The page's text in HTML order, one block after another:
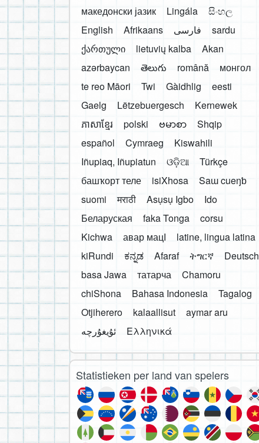
македонски јазик
Lingála
සිංහල
English
Afrikaans فارسی
sardu
ქართული
lietuvių kalba
Akan
azərbaycan
తెలుగు română
монгол
te reo Māori
Twi Gàidhlig
eesti
Gaelg
Lëtzebuergesch
Kernewek
ភាសាខ្មែរ
polski ဗမာစာ
Shqip
español
Cymraeg
Kiswahili
Iñupiaq, Iñupiatun
ଓଡ଼ିଆ
Türkçe
башҡорт теле
isiXhosa
Saɯ cueŋƅ
suomi
मराठी Asụsụ Igbo
Ido
Беларуская
faka Tonga
corsu
Kichwa
авар мацӀ
latine, lingua latina
kiRundi
ಕನ್ನಡ Afaraf ትግርኛ
Deutsch
basa Jawa
татарча
Chamoru
chiShona
Bahasa Indonesia
Tagalog
Otjiherero
kalaallisut
aymar aru
Ελληνικά
Statistieken per land van spelers